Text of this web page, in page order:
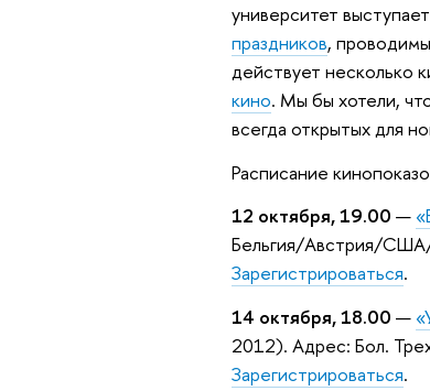
университет
праздников,
действует несколько
кино. Мы бы хотели,
всегда открытых для
Расписание
12 октября, 19.00 —
Бельгия/Австрия/
Зарегистрироваться.
14 октября, 18.00 —
2012). Адрес: Бол.
Зарегистрироваться.